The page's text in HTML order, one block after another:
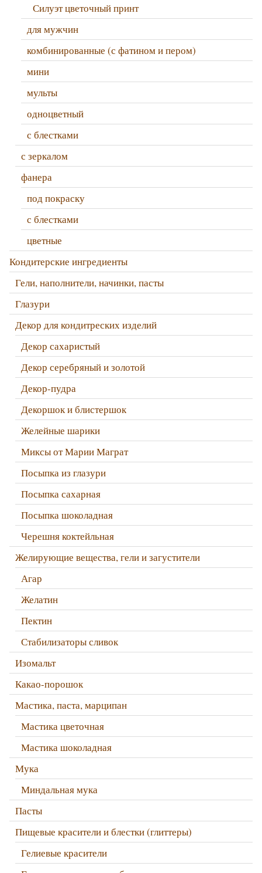
Силуэт цветочный принт
для мужчин
комбинированные (с фатином и пером)
мини
мульты
одноцветный
с блестками
с зеркалом
фанера
под покраску
с блестками
цветные
Кондитерские ингредиенты
Гели, наполнители, начинки, пасты
Глазури
Декор для кондитреских изделий
Декор сахаристый
Декор серебряный и золотой
Декор-пудра
Декоршок и блистершок
Желейные шарики
Миксы от Марии Маграт
Посыпка из глазури
Посыпка сахарная
Посыпка шоколадная
Черешня коктейльная
Желирующие вещества, гели и загустители
Агар
Желатин
Пектин
Стабилизаторы сливок
Изомальт
Какао-порошок
Мастика, паста, марципан
Мастика цветочная
Мастика шоколадная
Мука
Миндальная мука
Пасты
Пищевые красители и блестки (глиттеры)
Гелиевые красители